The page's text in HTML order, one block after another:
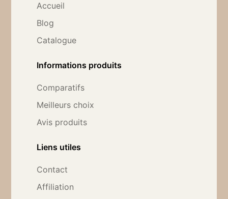
Accueil
Blog
Catalogue
Informations produits
Comparatifs
Meilleurs choix
Avis produits
Liens utiles
Contact
Affiliation